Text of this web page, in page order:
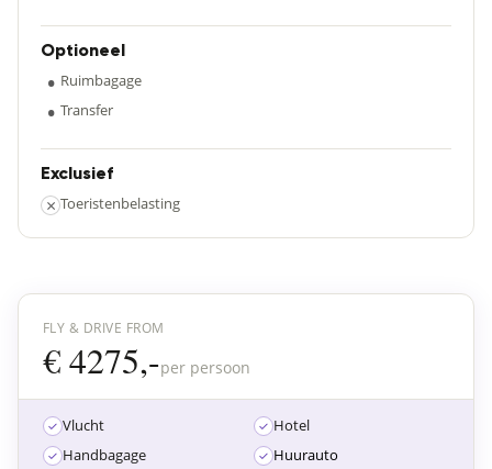
Optioneel
• Ruimbagage
• Transfer
Exclusief
× Toeristenbelasting
FLY & DRIVE FROM
€ 4275,-per persoon
Vlucht
Handbagage
Hotel
Huurauto